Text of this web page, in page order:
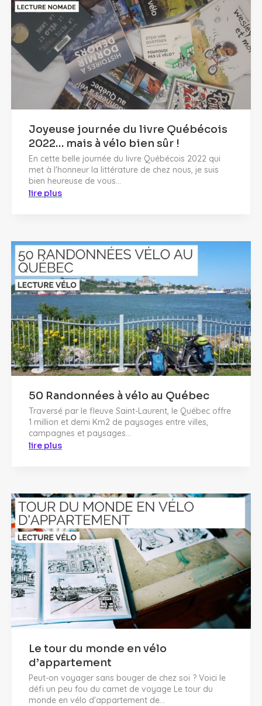
Joyeuse journée du livre Québécois
2022… mais à vélo bien sûr !
En cette belle journée du livre Québécois 2022 qui
met à l'honneur la littérature de chez nous, je suis
bien heureuse de vous...
lire plus
50 Randonnées à vélo au Québec
Traversé par le fleuve Saint-Laurent, le Québec offre
1 million et demi Km2 de paysages entre villes,
campagnes et paysages...
lire plus
Le tour du monde en vélo
d’appartement
Peut-on voyager sans bouger de chez soi ? Voici le
défi un peu fou du carnet de voyage Le tour du
monde en vélo d'appartement de...